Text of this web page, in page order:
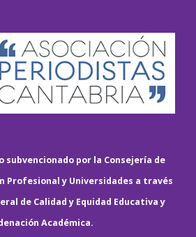
subvencionado por la Consejería de
Profesional y Universidades a través
de Calidad y Equidad Educativa y
Académica.